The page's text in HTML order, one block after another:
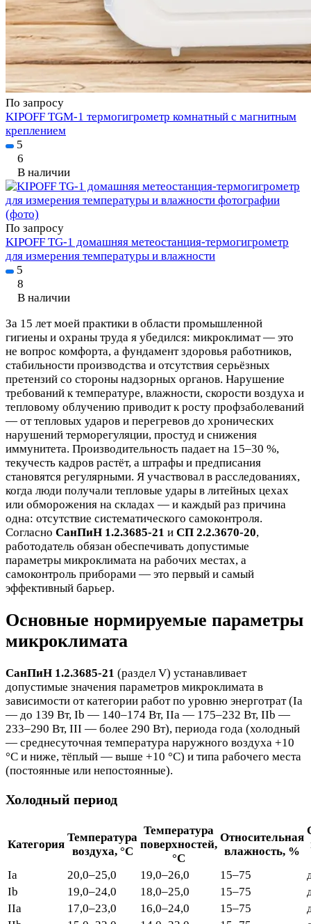
По запросу
KIPOFF TGM-1 термогигрометр комнатный с магнитным
креплением
5
6
В наличии
По запросу
KIPOFF TG-1 домашняя метеостанция-термогигрометр
для измерения температуры и влажности
5
8
В наличии
За 15 лет моей практики в области промышленной
гигиены и охраны труда я убедился: микроклимат — это
не вопрос комфорта, а фундамент здоровья работников,
стабильности производства и отсутствия серьёзных
претензий со стороны надзорных органов. Нарушение
требований к температуре, влажности, скорости воздуха и
тепловому облучению приводит к росту профзаболеваний
— от тепловых ударов и перегревов до хронических
нарушений терморегуляции, простуд и снижения
иммунитета. Производительность падает на 15–30 %,
текучесть кадров растёт, а штрафы и предписания
становятся регулярными. Я участвовал в расследованиях,
когда люди получали тепловые удары в литейных цехах
или обморожения на складах — и каждый раз причина
одна: отсутствие систематического самоконтроля.
Согласно СанПиН 1.2.3685-21 и СП 2.2.3670-20,
работодатель обязан обеспечивать допустимые
параметры микроклимата на рабочих местах, а
самоконтроль приборами — это первый и самый
эффективный барьер.
Основные нормируемые параметры
микроклимата
СанПиН 1.2.3685-21 (раздел V) устанавливает
допустимые значения параметров микроклимата в
зависимости от категории работ по уровню энерготрат (Ia
— до 139 Вт, Ib — 140–174 Вт, IIa — 175–232 Вт, IIb —
233–290 Вт, III — более 290 Вт), периода года (холодный
— среднесуточная температура наружного воздуха +10
°C и ниже, тёплый — выше +10 °C) и типа рабочего места
(постоянные или непостоянные).
Холодный период
Категория
Температура
воздуха, °C
Температура
поверхностей,
°C
Относительная
влажность, %
Ia 20,0–25,0 19,0–26,0 15–75
Ib
19,0–24,0 18,0–25,0 15–75
IIa
17,0–23,0 16,0–24,0 15–75